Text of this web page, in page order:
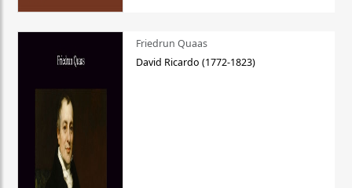
Friedrun Quaas
David Ricardo (1772-1823)